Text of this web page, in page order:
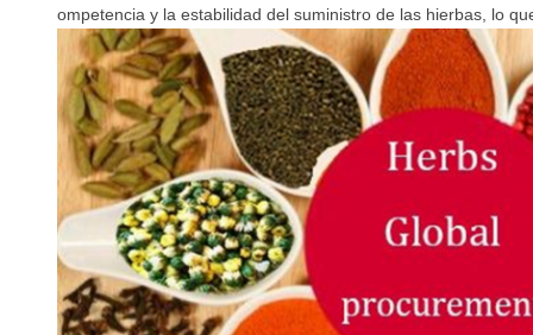
ompetencia y la estabilidad del suministro de las hierbas, lo